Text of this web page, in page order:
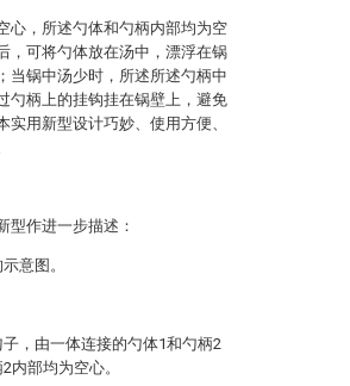
心，所述勺体和勺柄内部均为空
，可将勺体放在汤中，漂浮在锅
当锅中汤少时，所述所述勺柄中
勺柄上的挂钩挂在锅壁上，避免
实用新型设计巧妙、使用方便、
型作进一步描述：
意图。
，由一体连接的勺体1和勺柄2
内部均为空心。